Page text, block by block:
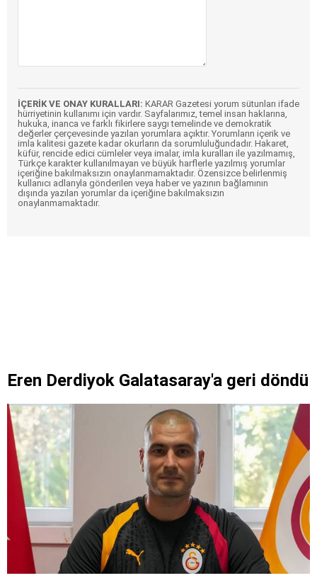
İÇERİK VE ONAY KURALLARI: KARAR Gazetesi yorum sütunları ifade
hürriyetinin kullanımı için vardır. Sayfalarımız, temel insan haklarına,
hukuka, inanca ve farklı fikirlere saygı temelinde ve demokratik
değerler çerçevesinde yazılan yorumlara açıktır. Yorumların içerik ve
imla kalitesi gazete kadar okurların da sorumluluğundadır. Hakaret,
küfür, rencide edici cümleler veya imalar, imla kuralları ile yazılmamış,
Türkçe karakter kullanılmayan ve büyük harflerle yazılmış yorumlar
içeriğine bakılmaksızın onaylanmamaktadır. Özensizce belirlenmiş
kullanıcı adlarıyla gönderilen veya haber ve yazının bağlamının
dışında yazılan yorumlar da içeriğine bakılmaksızın
onaylanmamaktadır.
Eren Derdiyok Galatasaray'a geri döndü